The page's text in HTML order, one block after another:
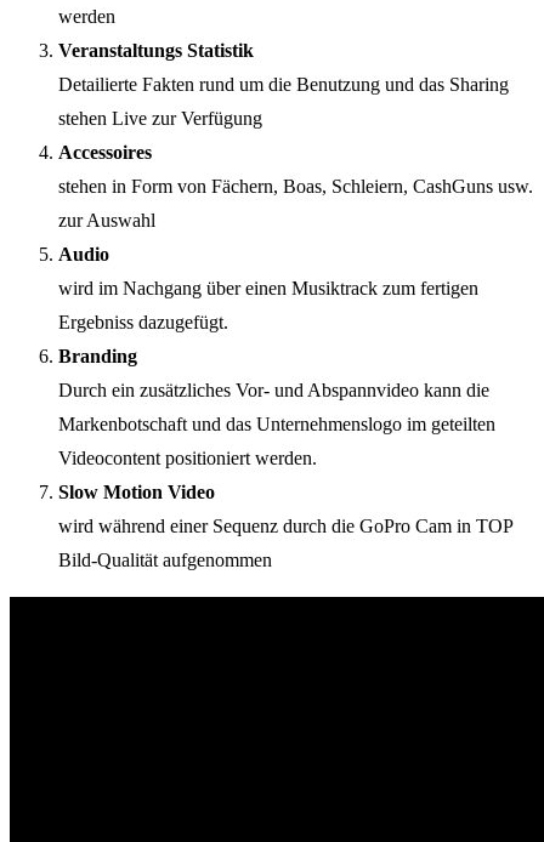
werden
Veranstaltungs Statistik
Detailierte Fakten rund um die Benutzung und das Sharing
stehen Live zur Verfügung
Accessoires
stehen in Form von Fächern, Boas, Schleiern, CashGuns usw.
zur Auswahl
Audio
wird im Nachgang über einen Musiktrack zum fertigen
Ergebniss dazugefügt.
Branding
Durch ein zusätzliches Vor- und Abspannvideo kann die
Markenbotschaft und das Unternehmenslogo im geteilten
Videocontent positioniert werden.
Slow Motion Video
wird während einer Sequenz durch die GoPro Cam in TOP
Bild-Qualität aufgenommen